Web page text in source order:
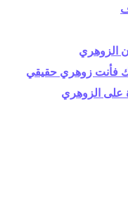
فأنت زوهري حقيقي
على الزوهري